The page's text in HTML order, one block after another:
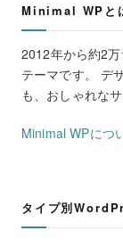
Minimal WPと
2012年から約2
テーマです。 デ
も、おしゃれな
Minimal WPにつ
タイプ別